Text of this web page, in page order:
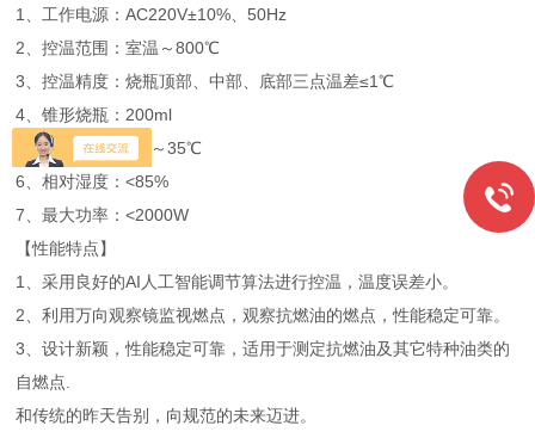
1、工作电源：AC220V±10%、50Hz
2、控温范围：室温～800℃
3、控温精度：烧瓶顶部、中部、底部三点温差≤1℃
4、锥形烧瓶：200ml
5、环境温度：5℃～35℃
6、相对湿度：<85%
7、最大功率：<2000W
【性能特点】
1、采用良好的AI人工智能调节算法进行控温，温度误差小。
2、利用万向观察镜监视燃点，观察抗燃油的燃点，性能稳定可靠。
3、设计新颖，性能稳定可靠，适用于测定抗燃油及其它特种油类的
自燃点.
和传统的昨天告别，向规范的未来迈进。